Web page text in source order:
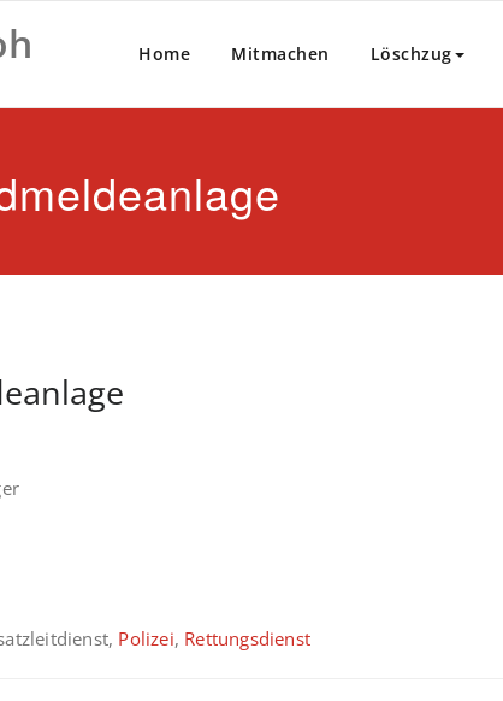
Home Mitmachen Löschzug
Polizei, Rettungsdienst